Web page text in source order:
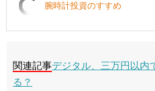
腕時計投資のすすめ
関連記事デジタル、三万円以内
る？